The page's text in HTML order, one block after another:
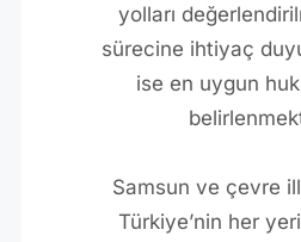
yolları
sürecine ihtiyaç
ise en uygun
Samsun ve çevre
Türkiye’nin her